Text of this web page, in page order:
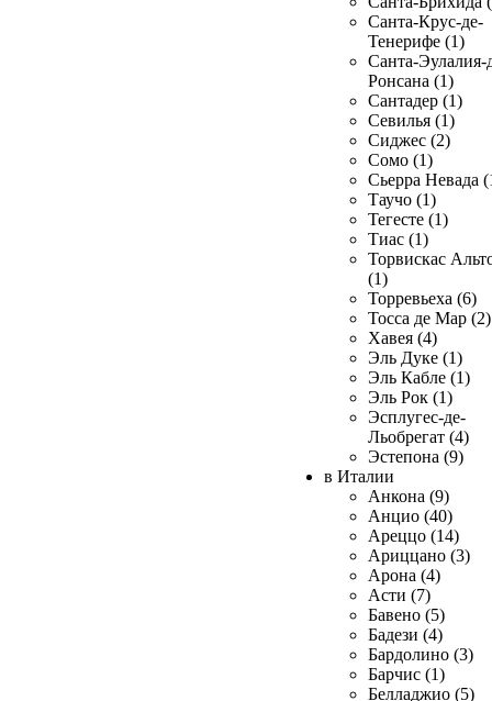
Санта-Крус-де-
Тенерифе (1)
Санта-Эулалия-
Ронсана (1)
Сантадер (1)
Севилья (1)
Сиджес (2)
Сомо (1)
Сьерра Невада
Таучо (1)
Тегесте (1)
Тиас (1)
Торвискас
(1)
Торревьеха (6)
Тосса де Мар (2)
Хавея (4)
Эль Дуке (1)
Эль Кабле (1)
Эль Рок (1)
Эсплугес-де-
Льобрегат (4)
Эстепона (9)
в Италии
Анкона (9)
Анцио (40)
Ареццо (14)
Ариццано (3)
Арона (4)
Асти (7)
Бавено (5)
Бадези (4)
Бардолино (3)
Барчис (1)
Белладжио (5)